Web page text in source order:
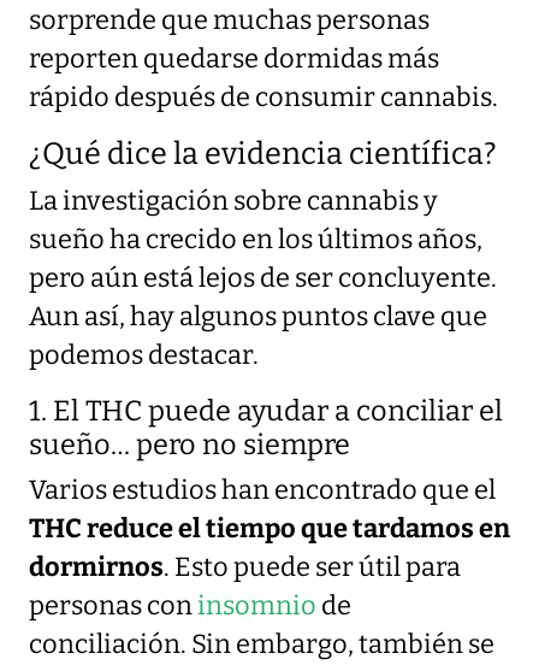
sorprende que muchas personas
reporten quedarse dormidas más
rápido después de consumir cannabis.
¿Qué dice la evidencia científica?
La investigación sobre cannabis y
sueño ha crecido en los últimos años,
pero aún está lejos de ser concluyente.
Aun así, hay algunos puntos clave que
podemos destacar.
1. El THC puede ayudar a conciliar el
sueño… pero no siempre
Varios estudios han encontrado que el
THC reduce el tiempo que tardamos en
dormirnos. Esto puede ser útil para
personas coninsomnio de
conciliación. Sin embargo, también se